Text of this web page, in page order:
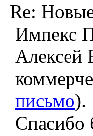
Re:
Импекс
Алексей
письмо).
Спасибо